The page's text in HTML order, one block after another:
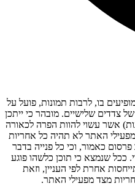
בו, לרבות תמונות, פועל על
של צדדים שלישיים. מובהר כי ייתכן
אשר עשוי להוות הפרה לכאורה
האתר לא תהיה כל אחריות
כאמור, וכי כל פנייה בדבר
ככל שנמצא כי תוכן כלשהו פוגע
אחרת לפי העניין, וזאת
מצד מפעילי האתר.